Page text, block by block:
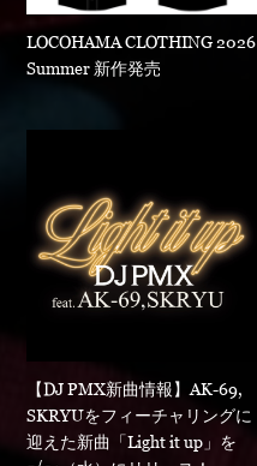
LOCOHAMA CLOTHING 2026
Summer 新作発売
【DJ PMX新曲情報】AK-69,
SKRYUをフィーチャリングに
迎えた新曲「Light it up」を